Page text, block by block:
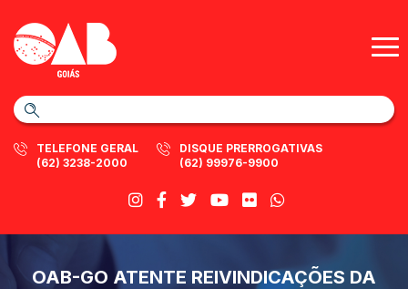
TELEFONE GERAL
(62) 3238-2000
DISQUE PRERROGATIVAS
(62) 99976-9900
OAB-GO ATENTE REIVINDICAÇÕES DA